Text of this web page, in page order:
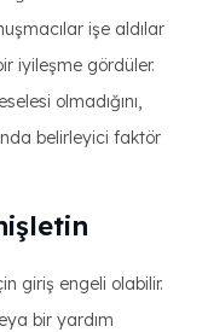
işe aldılar
iyileşme gördüler.
olmadığını,
belirleyici faktör
giriş engeli olabilir.
bir yardım